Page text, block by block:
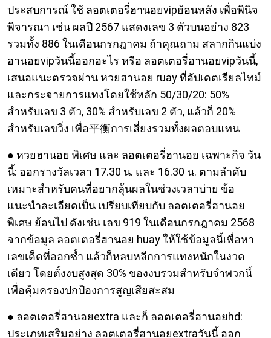
ประสบการณ์ ใช้ ลอตเตอรี่ฮานอยvipย้อนหลัง เพื่อพินิจ
พิจารณา เช่น ผลปี 2567 แสดงเลข 3 ตัวบนอย่าง 823
รวมทั้ง 886 ในเดือนกรกฎาคม ถ้าคุณถาม สลากกินแบ่ง
ฮานอยvipวันนี้ออกอะไร หรือ ลอตเตอรี่ฮานอยvipวันนี้,
เสนอแนะตรวจผ่าน หวยฮานอย ruay ที่อัปเดตเรียลไทม์
และกระจายการแทงโดยใช้หลัก 50/30/20: 50%
สำหรับเลข 3 ตัว, 30% สำหรับเลข 2 ตัว, แล้วก็ 20%
สำหรับเลขวิ่ง เพื่อ平衡การเสี่ยงรวมทั้งผลตอบแทน
● หวยฮานอย พิเศษ และ ลอตเตอรี่ฮานอย เฉพาะกิจ วัน
นี้: ออกรางวัลเวลา 17.30 น. และ 16.30 น. ตามลำดับ
เหมาะสำหรับคนที่อยากลุ้นผลในช่วงเวลาบ่าย ข้อ
แนะนำละเอียดเป็น เปรียบเทียบกับ ลอตเตอรี่ฮานอย
พิเศษ ย้อนไป ดังเช่น เลข 919 ในเดือนกรกฎาคม 2568
จากข้อมูล ลอตเตอรี่ฮานอย huay ให้ใช้ข้อมูลนี้เพื่อหา
เลขเด็ดที่ออกซ้ำ แล้วก็หลบหลีกการแทงหนักในงวด
เดียว โดยตั้งงบสูงสุด 30% ของงบรวมสำหรับจำพวกนี้
เพื่อคุ้มครองปกป้องการสูญเสียสะสม
● ลอตเตอรี่ฮานอยextra และก็ ลอตเตอรี่ฮานอยhd:
ประเภทเสริมอย่าง ลอตเตอรี่ฮานอยextraวันนี้ ออก